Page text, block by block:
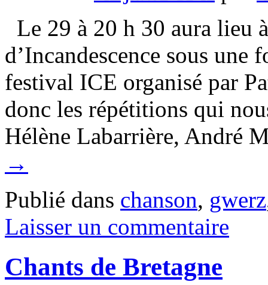
Le 29 à 20 h 30 aura lieu
d’Incandescence sous une
festival ICE organisé par
donc les répétitions qui
Hélène Labarrière, André
→
Publié dans chanson, gwerz
Laisser un commentaire
Chants de Bretagne